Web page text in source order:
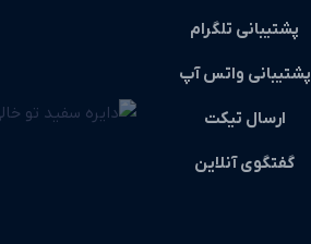
پشتیبانی تلگرام
پشتیبانی واتس آپ
ارسال تیکت
گفتگوی آنلاین